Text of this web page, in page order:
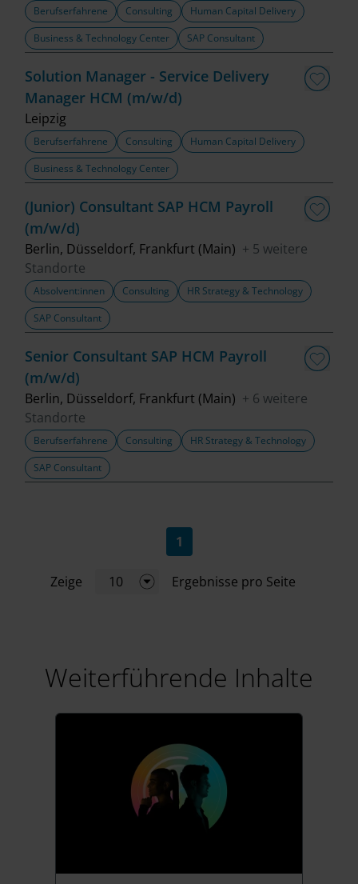
Berufserfahrene Consulting
Human Capital Delivery
Business & Technology Center
SAP Consultant
Solution Manager - Service Delivery
Manager HCM (m/w/d)
Leipzig
Berufserfahrene Consulting
Human Capital Delivery
Business & Technology Center
(Junior) Consultant SAP HCM Payroll
(m/w/d)
Berlin, Düsseldorf, Frankfurt (Main) + 5 weitere
Standorte
Absolvent:innen Consulting
HR Strategy & Technology
SAP Consultant
Senior Consultant SAP HCM Payroll
(m/w/d)
Berlin, Düsseldorf, Frankfurt (Main) + 6 weitere
Standorte
Berufserfahrene Consulting
HR Strategy & Technology
SAP Consultant
1
Zeige 10 Ergebnisse pro Seite
Weiterführende Inhalte